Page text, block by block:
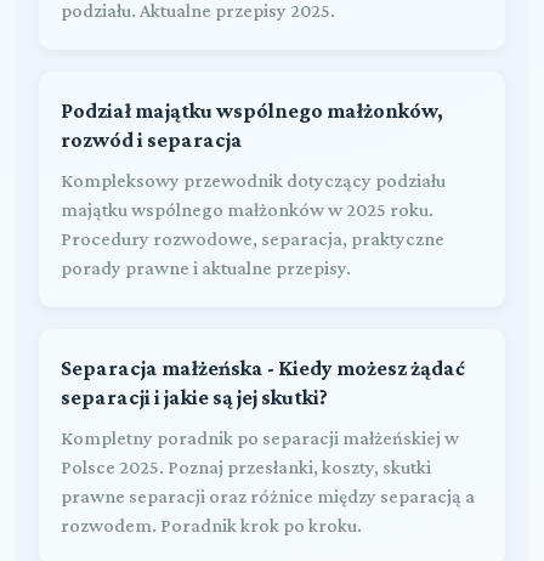
podziału. Aktualne przepisy 2025.
Podział majątku wspólnego małżonków,
rozwód i separacja
Kompleksowy przewodnik dotyczący podziału
majątku wspólnego małżonków w 2025 roku.
Procedury rozwodowe, separacja, praktyczne
porady prawne i aktualne przepisy.
Separacja małżeńska - Kiedy możesz żądać
separacji i jakie są jej skutki?
Kompletny poradnik po separacji małżeńskiej w
Polsce 2025. Poznaj przesłanki, koszty, skutki
prawne separacji oraz różnice między separacją a
rozwodem. Poradnik krok po kroku.